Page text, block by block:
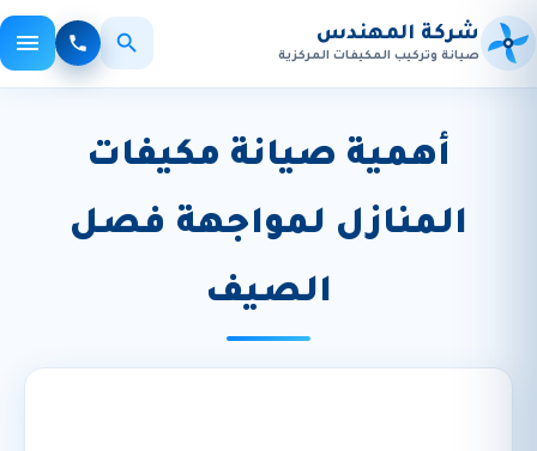
شركة المهندس
صيانة وتركيب المكيفات المركزية
بحث ×
الأكثر بحثاً: صيانة مكيفات تركيب تنظيف
أهمية صيانة مكيفات
المنازل لمواجهة فصل
الصيف